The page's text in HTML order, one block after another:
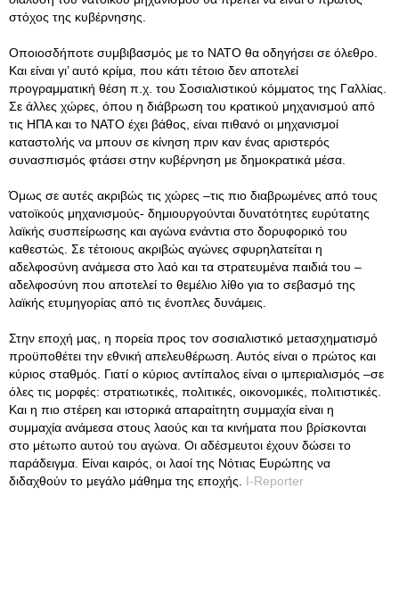
στόχος της κυβέρνησης.
Οποιοσδήποτε συμβιβασμός με το ΝΑΤΟ θα οδηγήσει σε όλεθρο.
Και είναι γι’ αυτό κρίμα, που κάτι τέτοιο δεν αποτελεί
προγραμματική θέση π.χ. του Σοσιαλιστικού κόμματος της Γαλλίας.
Σε άλλες χώρες, όπου η διάβρωση του κρατικού μηχανισμού από
τις ΗΠΑ και το ΝΑΤΟ έχει βάθος, είναι πιθανό οι μηχανισμοί
καταστολής να μπουν σε κίνηση πριν καν ένας αριστερός
συνασπισμός φτάσει στην κυβέρνηση με δημοκρατικά μέσα.
Όμως σε αυτές ακριβώς τις χώρες –τις πιο διαβρωμένες από τους
νατοϊκούς μηχανισμούς- δημιουργούνται δυνατότητες ευρύτατης
λαϊκής συσπείρωσης και αγώνα ενάντια στο δορυφορικό του
καθεστώς. Σε τέτοιους ακριβώς αγώνες σφυρηλατείται η
αδελφοσύνη ανάμεσα στο λαό και τα στρατευμένα παιδιά του –
αδελφοσύνη που αποτελεί το θεμέλιο λίθο για το σεβασμό της
λαϊκής ετυμηγορίας από τις ένοπλες δυνάμεις.
Στην εποχή μας, η πορεία προς τον σοσιαλιστικό μετασχηματισμό
προϋποθέτει την εθνική απελευθέρωση. Αυτός είναι ο πρώτος και
κύριος σταθμός. Γιατί ο κύριος αντίπαλος είναι ο ιμπεριαλισμός –σε
όλες τις μορφές: στρατιωτικές, πολιτικές, οικονομικές, πολιτιστικές.
Και η πιο στέρεη και ιστορικά απαραίτητη συμμαχία είναι η
συμμαχία ανάμεσα στους λαούς και τα κινήματα που βρίσκονται
στο μέτωπο αυτού του αγώνα. Οι αδέσμευτοι έχουν δώσει το
παράδειγμα. Είναι καιρός, οι λαοί της Νότιας Ευρώπης να
διδαχθούν το μεγάλο μάθημα της εποχής. I-Reporter